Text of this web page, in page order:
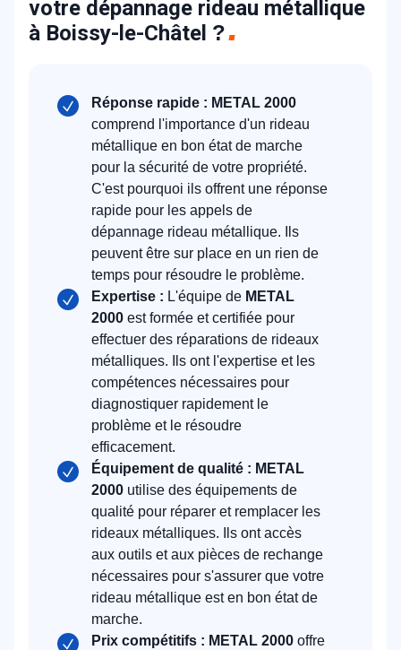
votre dépannage rideau métallique
à Boissy-le-Châtel ?
Réponse rapide : METAL 2000
comprend l'importance d'un rideau
métallique en bon état de marche
pour la sécurité de votre propriété.
C'est pourquoi ils offrent une réponse
rapide pour les appels de
dépannage rideau métallique. Ils
peuvent être sur place en un rien de
temps pour résoudre le problème.
Expertise : L'équipe de METAL
2000 est formée et certifiée pour
effectuer des réparations de rideaux
métalliques. Ils ont l'expertise et les
compétences nécessaires pour
diagnostiquer rapidement le
problème et le résoudre
efficacement.
Équipement de qualité : METAL
2000 utilise des équipements de
qualité pour réparer et remplacer les
rideaux métalliques. Ils ont accès
aux outils et aux pièces de rechange
nécessaires pour s'assurer que votre
rideau métallique est en bon état de
marche.
Prix compétitifs : METAL 2000 offre